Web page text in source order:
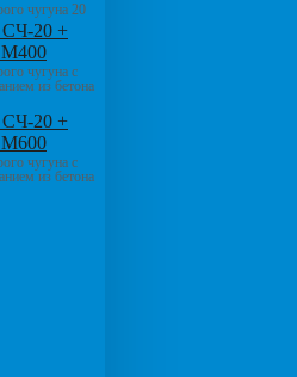
чугуна 20
20 +
М400
чугуна с
из бетона
20 +
М600
чугуна с
из бетона